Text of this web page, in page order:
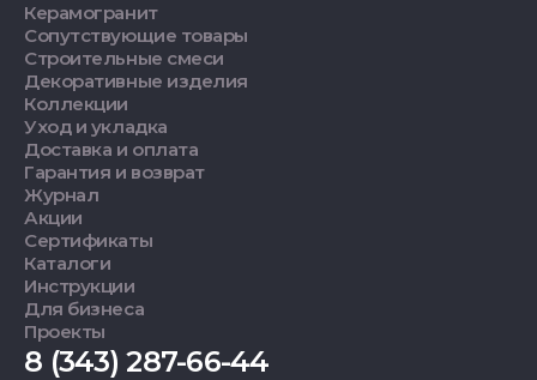
Керамогранит
Сопутствующие товары
Строительные смеси
Декоративные изделия
Коллекции
Уход и укладка
Доставка и оплата
Гарантия и возврат
Журнал
Акции
Сертификаты
Каталоги
Инструкции
Для бизнеса
Проекты
8 (343) 287-66-44